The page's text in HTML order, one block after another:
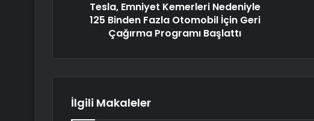
Tesla, Emniyet Kemerleri Nedeniyle
125 Binden Fazla Otomobil İçin Geri
Çağırma Programı Başlattı
İlgili Makaleler